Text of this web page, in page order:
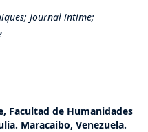
Journal intime;
Facultad de Humanidades
Maracaibo, Venezuela.